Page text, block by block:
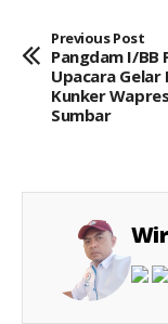
Previous Post
Pangdam I/BB
Upacara Gelar
Kunker
Sumbar